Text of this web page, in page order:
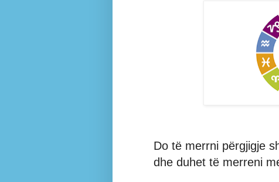
Do të merrni përgjigje
dhe duhet të merreni